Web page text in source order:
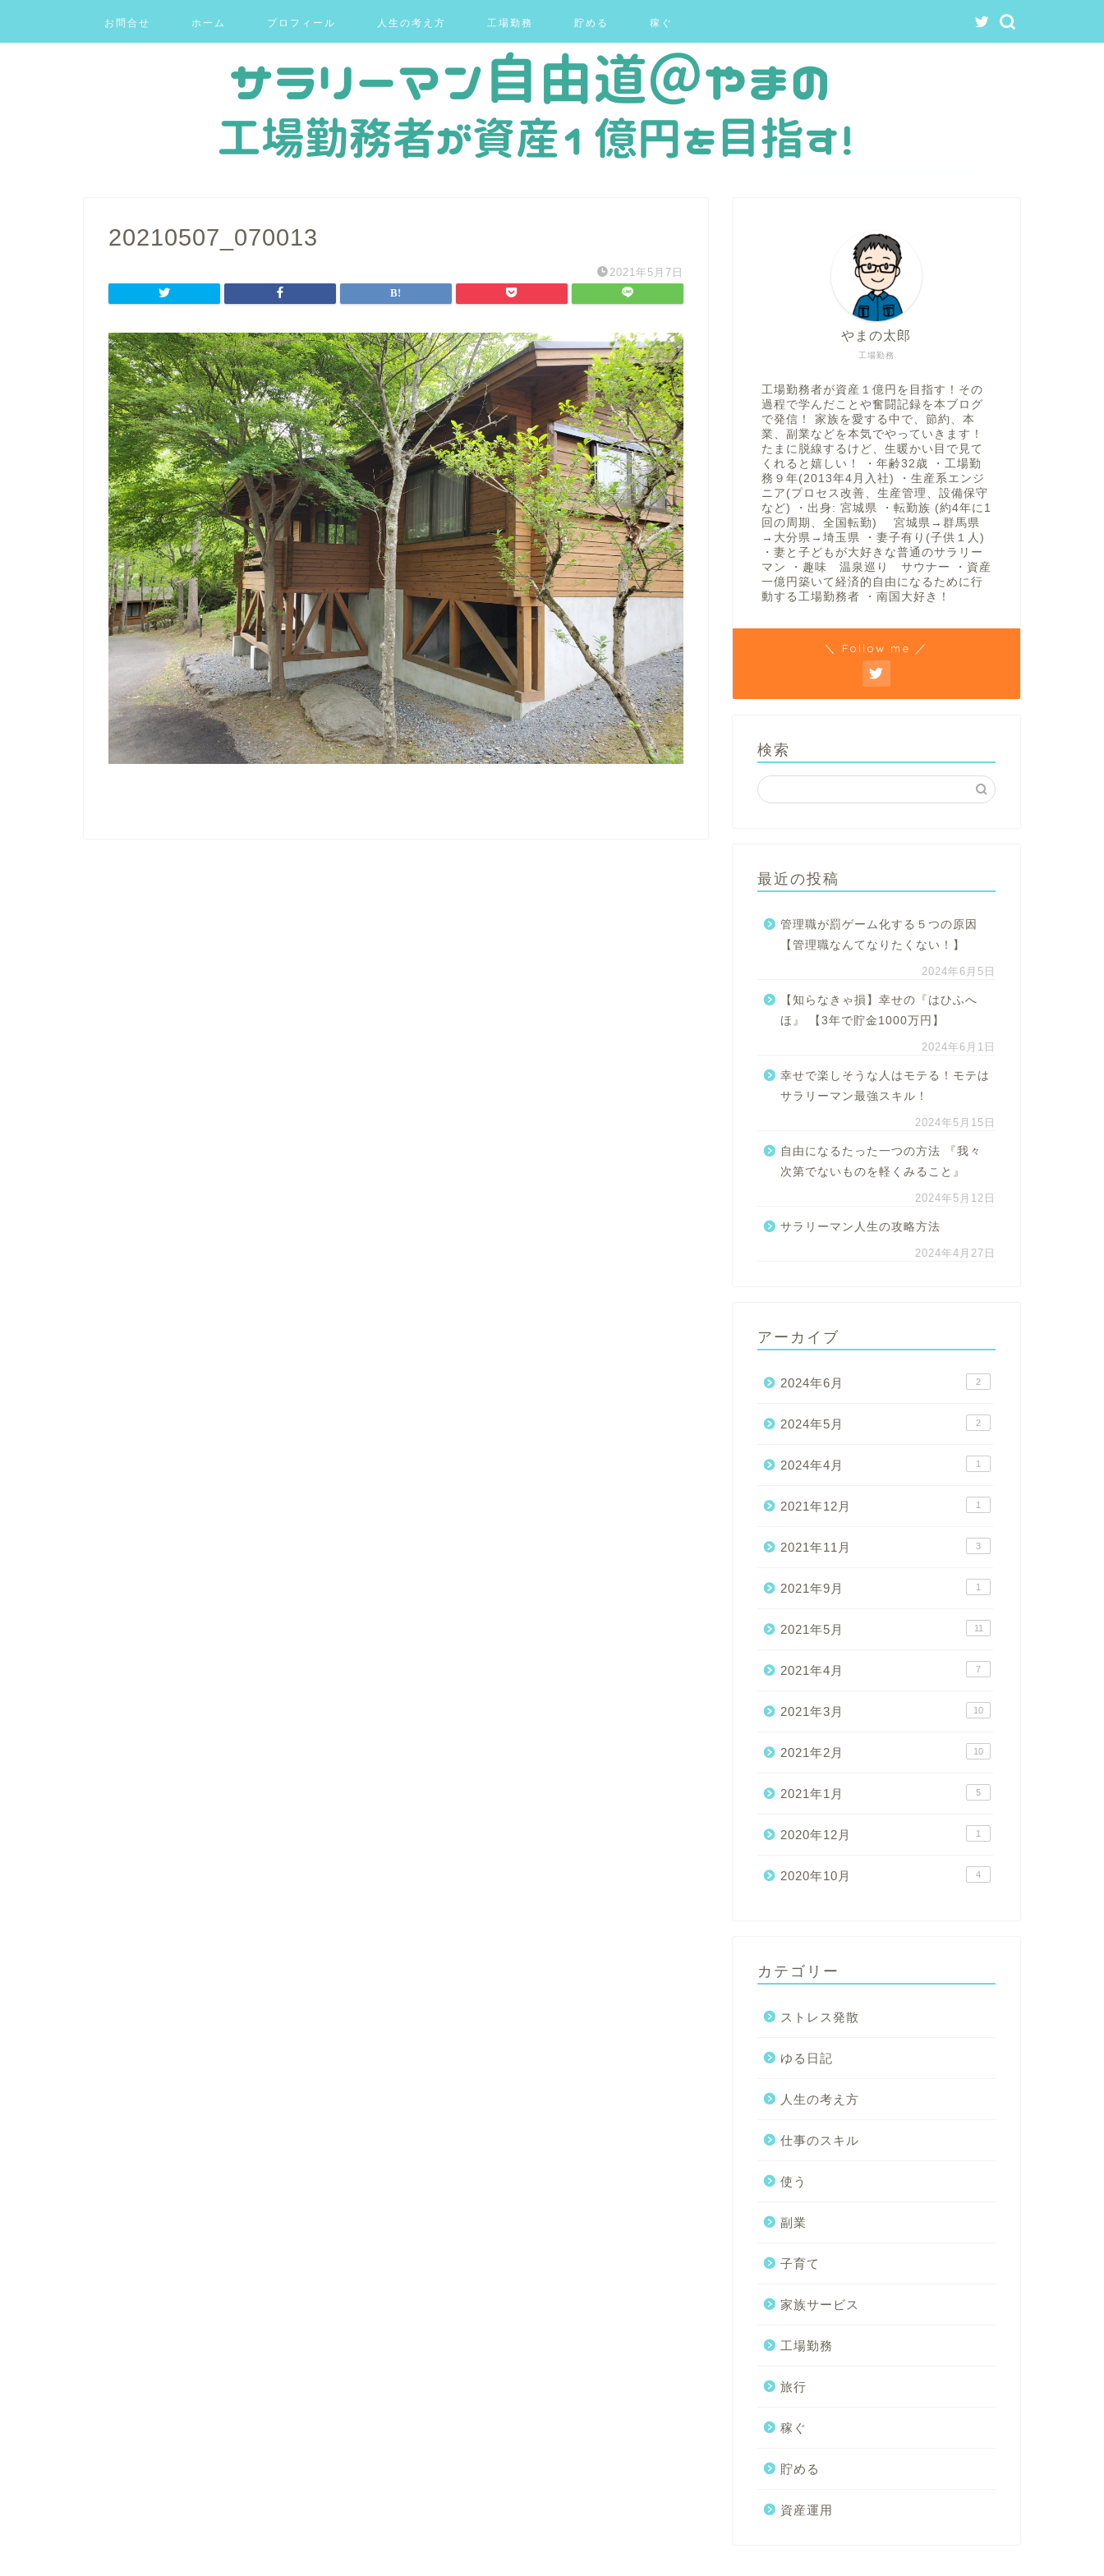
お問合せ ホーム プロフィール 人生の考え方 工場勤務 貯める 稼ぐ
20210507_070013
2021年5月7日
工場勤務
やまの太郎
工場勤務者が資産１億円を目指す！その
過程で学んだことや奮闘記録を本ブログ
で発信！ 家族を愛する中で、節約、本
業、副業などを本気でやっていきます！
たまに脱線するけど、生暖かい目で見て
くれると嬉しい！ ・年齢32歳 ・工場勤
務９年(2013年4月入社) ・生産系エンジ
ニア(プロセス改善、生産管理、設備保守
など) ・出身: 宮城県 ・転勤族 (約4年に1
回の周期、全国転勤) 宮城県→群馬県
→大分県→埼玉県 ・妻子有り(子供１人)
・妻と子どもが大好きな普通のサラリー
マン ・趣味 温泉巡り サウナー ・資産
一億円築いて経済的自由になるために行
動する工場勤務者 ・南国大好き！
＼ Follow me ／
検索
最近の投稿
管理職が罰ゲーム化する５つの原因
【管理職なんてなりたくない！】
2024年6月5日
【知らなきゃ損】幸せの『はひふへ
ほ』 【3年で貯金1000万円】
2024年6月1日
幸せで楽しそうな人はモテる！モテは
サラリーマン最強スキル！
2024年5月15日
自由になるたった一つの方法 『我々
次第でないものを軽くみること』
2024年5月12日
サラリーマン人生の攻略方法
2024年4月27日
アーカイブ
2024年6月 2
2024年5月 2
2024年4月 1
2021年12月 1
2021年11月 3
2021年9月 1
2021年5月 11
2021年4月 7
2021年3月 10
2021年2月 10
2021年1月 5
2020年12月 1
2020年10月 4
カテゴリー
ストレス発散
ゆる日記
人生の考え方
仕事のスキル
使う
副業
子育て
家族サービス
工場勤務
旅行
稼ぐ
貯める
資産運用